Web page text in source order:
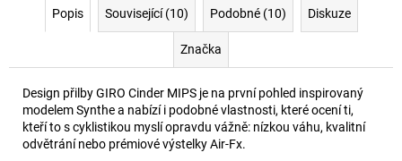
Popis Související (10) Podobné (10) Diskuze
Značka
Design přilby GIRO Cinder MIPS je na první pohled inspirovaný
modelem Synthe a nabízí i podobné vlastnosti, které ocení ti,
kteří to s cyklistikou myslí opravdu vážně: nízkou váhu, kvalitní
odvětrání nebo prémiové výstelky Air-Fx.